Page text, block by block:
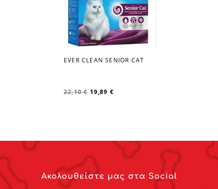
favorite_border
EVER CLEAN SENIOR CAT
22,10 € 19,89 €
Ακολουθείστε μας στα Social